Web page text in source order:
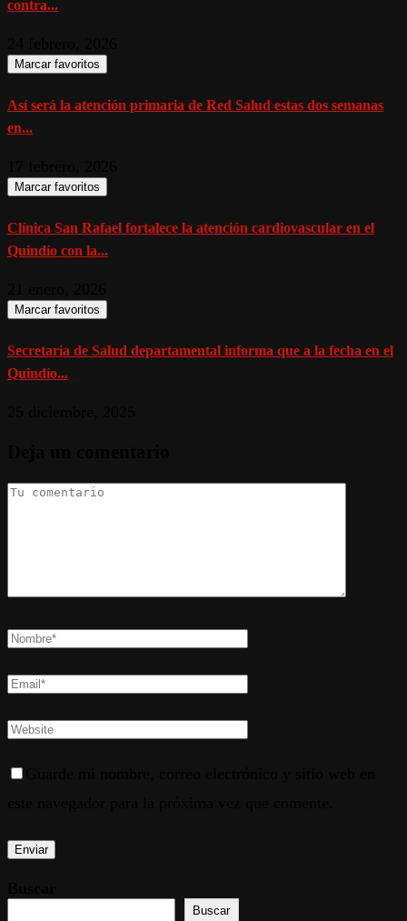
contra...
Marcar favoritos
Así será la atención primaria de Red Salud estas dos semanas
en...
Marcar favoritos
Clínica San Rafael fortalece la atención cardiovascular en el
Quindío con la...
Marcar favoritos
Secretaria de Salud departamental informa que a la fecha en el
Quindío...
Buscar